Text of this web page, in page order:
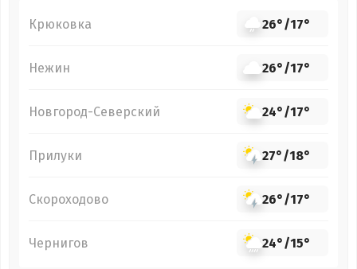
Крюковка 26°/17°
Нежин 26°/17°
Новгород-Северский 24°/17°
Прилуки 27°/18°
Скороходово 26°/17°
Чернигов 24°/15°